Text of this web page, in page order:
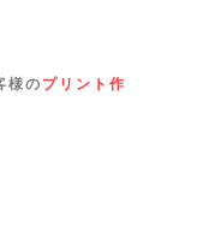
様の プリント作